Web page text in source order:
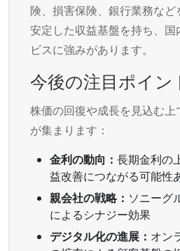
険、損害保険、銀行業務など
安定した収益基盤を持ち、
ビスに強みがあります。
今後の注目ポイン
株価の回復や成長を見込む上
が集まります：
金利の動向： 長期金利の
益改善につながる可能性
親会社の戦略： ソニーグ
によるシナジー効果
デジタル化の進展： オン